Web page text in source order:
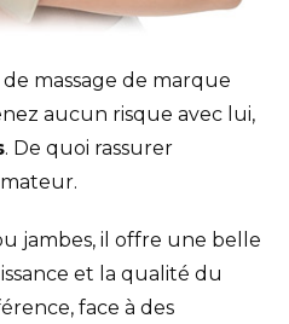
massage de marque
aucun risque avec lui,
. De quoi rassurer
jambes, il offre une belle
et la qualité du
face à des